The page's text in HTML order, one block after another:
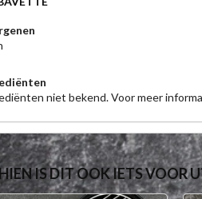
niet bekend. Voor meer
IS DIT OOK IETS VOOR